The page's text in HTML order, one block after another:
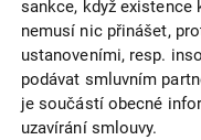
sankce, když existence
nemusí nic přinášet,
ustanoveními, resp.
podávat smluvním
je součástí obecné
uzavírání smlouvy.